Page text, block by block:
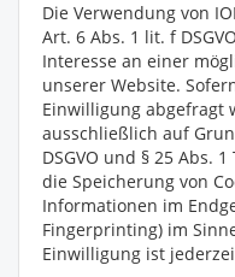
Die Verwendung von
Art. 6 Abs. 1 lit. f
Interesse an einer
unserer Website.
Einwilligung abgefragt
ausschließlich auf
DSGVO und § 25 Abs.
die Speicherung von
Informationen im
Fingerprinting) im
Einwilligung ist